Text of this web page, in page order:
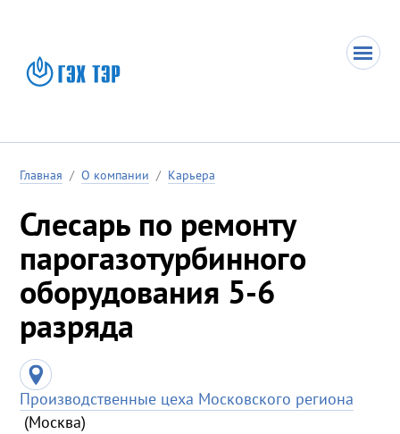
Главная / О компании / Карьера
Слесарь по ремонту
парогазотурбинного
оборудования 5-6
разряда
Производственные цеха Московского региона
(Москва)